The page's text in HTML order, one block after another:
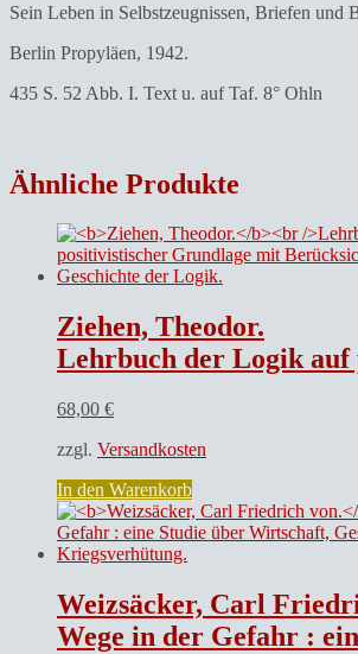
Sein Leben in Selbstzeugnissen, Briefen und
Berlin Propyläen, 1942.
435 S. 52 Abb. I. Text u. auf Taf. 8° Ohln
Ähnliche Produkte
Ziehen, Theodor.
Lehrbuch der Logik auf positivistischer Grundlage mit
68,00 €
zzgl. Versandkosten
In den Warenkorb
Weizsäcker, Carl
Wege in der Gefahr : eine Studie über Wirtschaft,